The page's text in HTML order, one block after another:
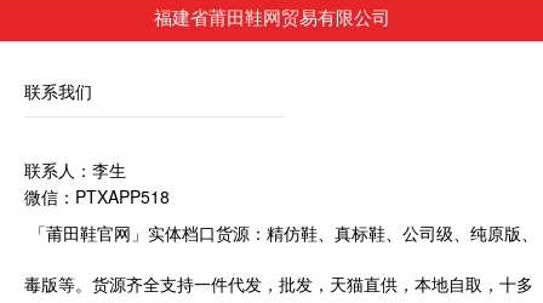
男女鞋 红蓝 -5049850220编号:5049850220尺
VANS1966元限定OLD SKOOL 白色
OLDSKOOL爱好者来说 这是必备式样 配色也如
福建省莆田鞋网贸易有限公司
联系我们
联系人：李生
微信：PTXAPP518
「莆田鞋官网」实体档口货源：精仿鞋、真标鞋、公司级、纯原版、
毒版等。货源齐全支持一件代发，批发，天猫直供，本地自取，十多